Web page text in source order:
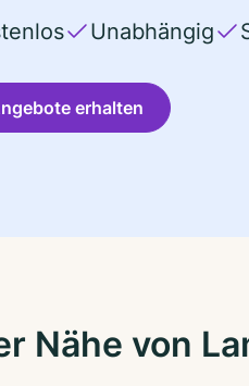
Unabhängig
erhalten
Nähe von